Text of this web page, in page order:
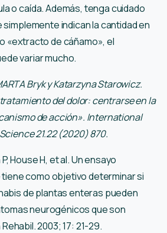
o caída. Además, tenga cuidado
indican la cantidad en
«extracto de cáñamo», el
variar mucho.
Bryk y Katarzyna Starowicz.
del dolor: centrarse en la
de acción». International
21.22 (2020) 870.
House H, et al. Un ensayo
como objetivo determinar si
de plantas enteras pueden
neurogénicos que son
2003; 17: 21-29.